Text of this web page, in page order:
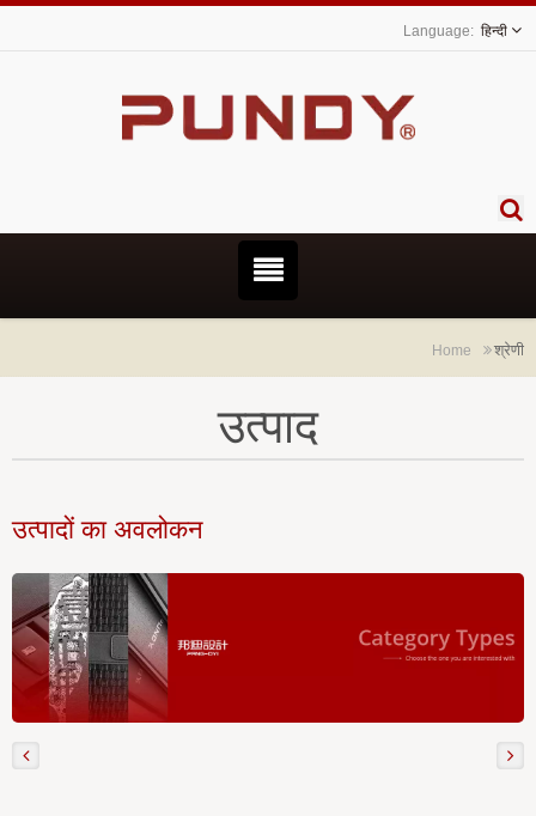
हिन्दी
Home श्रेणी
उत्पाद
उत्पादों का अवलोकन